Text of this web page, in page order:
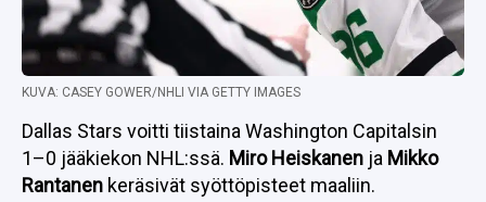
KUVA: CASEY GOWER/NHLI VIA GETTY IMAGES
Dallas Stars voitti tiistaina Washington Capitalsin
1–0 jääkiekon NHL:ssä. Miro Heiskanen ja Mikko
Rantanen keräsivät syöttöpisteet maaliin.